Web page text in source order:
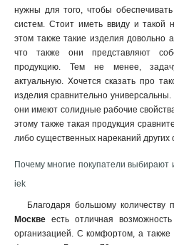
нужны для того, чтобы
систем. Стоит иметь ввиду и такой
этом также такие изделия довольно
что также они представляют
продукцию. Тем не менее,
актуальную. Хочется сказать про
изделия сравнительно
они имеют солидные рабочие
этому также такая продукция
либо существенных нареканий
Почему многие покупатели выбирают
iek
Благодаря большому количеству
Москве есть отличная
организацией. С комфортом, а также